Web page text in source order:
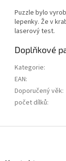
Puzzle bylo
lepenky. Že v
laserový test.
Doplňkové
Kategorie:
EAN:
Doporučený věk:
počet dílků: